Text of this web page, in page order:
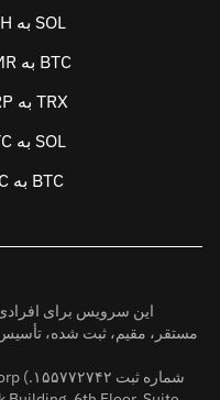
ETH به SOL
XMR به BTC
XRP به TRX
BTC به SOL
LTC به BTC
این سرویس برای افرادی
مستقر، مقیم، ثبت شده،